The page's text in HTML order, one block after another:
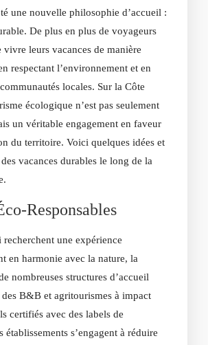
une nouvelle philosophie d’accueil :
De plus en plus de voyageurs
vivre leurs vacances de manière
respectant l’environnement et en
locales. Sur la Côte
écologique n’est pas seulement
un véritable engagement en faveur
du territoire. Voici quelques idées et
vacances durables le long de la
Responsables
une expérience
en harmonie avec la nature, la
nombreuses structures d’accueil
B&B et agritourismes à impact
certifiés avec des labels de
établissements s’engagent à réduire